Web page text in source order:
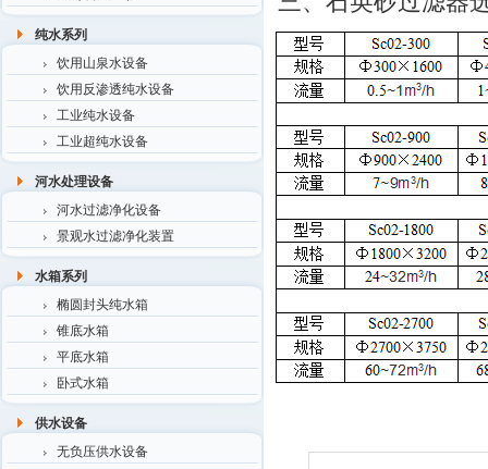
纯水系列
饮用山泉水设备
饮用反渗透纯水设备
工业纯水设备
工业超纯水设备
河水处理设备
河水过滤净化设备
景观水过滤净化装置
水箱系列
椭圆封头纯水箱
锥底水箱
平底水箱
卧式水箱
供水设备
无负压供水设备